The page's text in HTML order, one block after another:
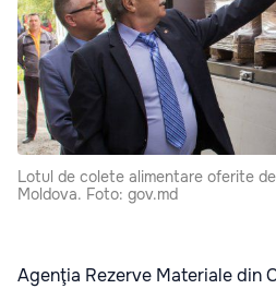
Lotul de colete alimentare oferite
Moldova. Foto: gov.md
Agenţia Rezerve Materiale din